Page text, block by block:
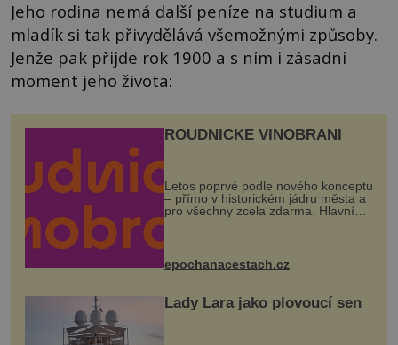
Jeho rodina nemá další peníze na studium a
mladík si tak přivydělává všemožnými způsoby.
Jenže pak přijde rok 1900 a s ním i zásadní
moment jeho života:
ROUDNICKÉ VINOBRANÍ
Letos poprvé podle nového konceptu
– přímo v historickém jádru města a
pro všechny zcela zdarma. Hlavní
program se odehraje na Karlově a
mohou těšit na víno, burčák, pes...
epochanacestach.cz
Lady Lara jako plovoucí sen